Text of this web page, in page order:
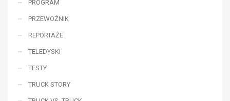
PROGRAM
PRZEWOŹNIK
REPORTAŻE
TELEDYSKI
TESTY
TRUCK STORY